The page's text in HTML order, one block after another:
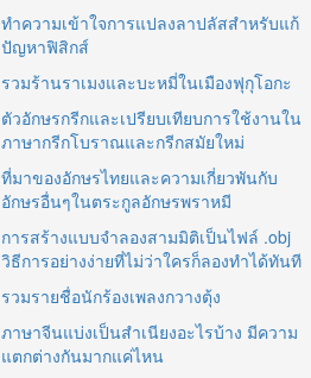
ทำความเข้าใจการแปลงลาปลัสสำหรับแก้
ปัญหาฟิสิกส์
รวมร้านราเมงและบะหมี่ในเมืองฟุกุโอกะ
ตัวอักษรกรีกและเปรียบเทียบการใช้งานใน
ภาษากรีกโบราณและกรีกสมัยใหม่
ที่มาของอักษรไทยและความเกี่ยวพันกับ
อักษรอื่นๆในตระกูลอักษรพราหมี
การสร้างแบบจำลองสามมิติเป็นไฟล์ .obj
วิธีการอย่างง่ายที่ไม่ว่าใครก็ลองทำได้ทันที
รวมรายชื่อนักร้องเพลงกวางตุ้ง
ภาษาจีนแบ่งเป็นสำเนียงอะไรบ้าง มีความ
แตกต่างกันมากแค่ไหน